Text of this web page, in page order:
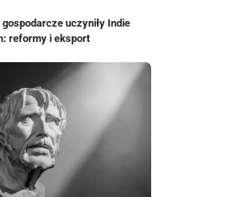
uczyniły Indie
reformy i eksport